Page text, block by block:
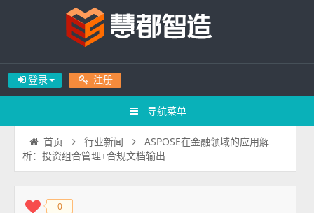
登录 注册
导航菜单
首页 行业新闻
ASPOSE在金融领域的应用解
析：投资组合管理+合规文档输出
◆◆ 0